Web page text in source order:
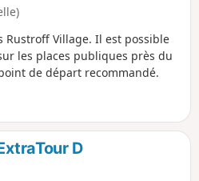
Rustroff Village. Il est possible
les places publiques près du
de départ recommandé.
D